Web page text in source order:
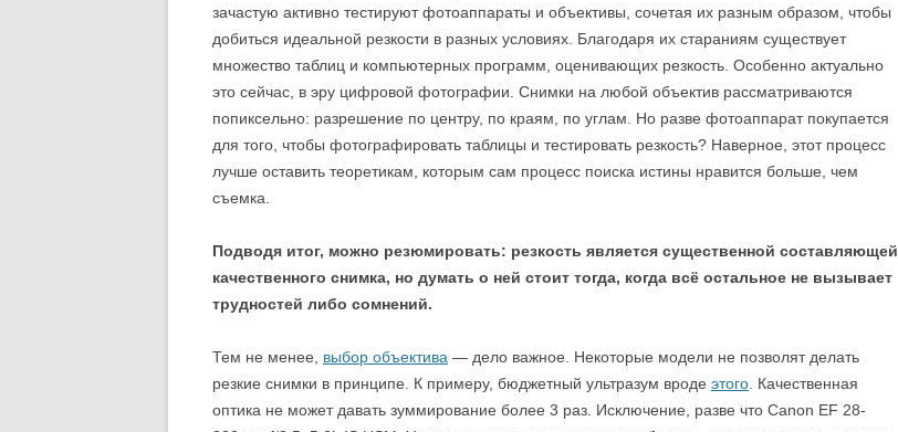
зачастую активно тестируют фотоаппараты и объективы, сочетая их разным образом, чтобы
добиться идеальной резкости в разных условиях. Благодаря их стараниям существует
множество таблиц и компьютерных программ, оценивающих резкость. Особенно актуально
это сейчас, в эру цифровой фотографии. Снимки на любой объектив рассматриваются
попиксельно: разрешение по центру, по краям, по углам. Но разве фотоаппарат покупается
для того, чтобы фотографировать таблицы и тестировать резкость? Наверное, этот процесс
лучше оставить теоретикам, которым сам процесс поиска истины нравится больше, чем
съемка.
Подводя итог, можно резюмировать: резкость является существенной составляющей
качественного снимка, но думать о ней стоит тогда, когда всё остальное не вызывает
трудностей либо сомнений.
Тем не менее, выбор объектива — дело важное. Некоторые модели не позволят делать
резкие снимки в принципе. К примеру, бюджетный ультразум вроде этого . Качественная
оптика не может давать зуммирование более 3 раз. Исключение, разве что Canon EF 28-